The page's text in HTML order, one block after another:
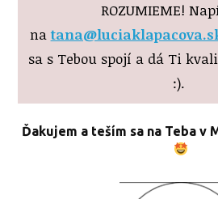
ROZUMIEME!
na
sa s Tebou spojí a dá Ti
:).
Ďakujem a teším sa na Teba v